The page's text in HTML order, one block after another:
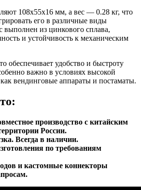
108x55x16 мм, а вес — 0.28 кг, что
его в различные виды
выполнен из цинкового сплава,
и устойчивость к механическим
обеспечивает удобство и быстроту
важно в условиях высокой
вендинговые аппараты и постаматы.
производство с китайским
России.
Всегда в наличии.
по требованиям
и кастомные коннекторы